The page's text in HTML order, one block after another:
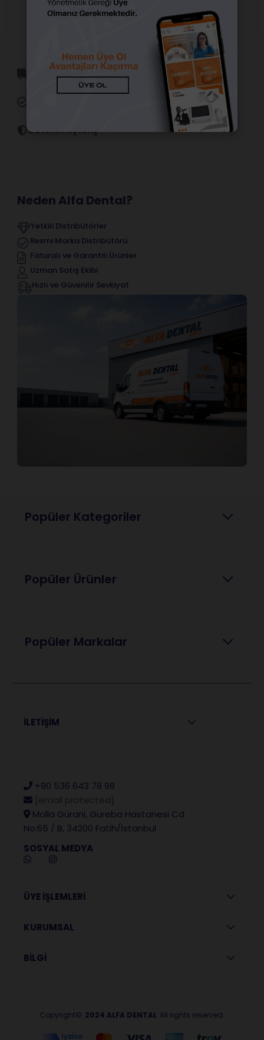
Aynı Gün Kargo
Güvenli Alışveriş
Neden Alfa Dental?
Yetkili Distribütörler
Resmi Marka Distribütörü
Faturalı ve Garantili Ürünler
Uzman Satış Ekibi
Hızlı ve Güvenilir Sevkiyat
Popüler Kategoriler
Popüler Ürünler
Popüler Markalar
İLETİŞİM
+90 536 643 78 98
Molla Gürani, Gureba Hastanesi Cd
No:65 / B, 34200 Fatih/İstanbul
SOSYAL MEDYA
ÜYE İŞLEMLERİ
KURUMSAL
BİLGİ
Copyright© 2024 ALFA DENTAL All rights reserved.